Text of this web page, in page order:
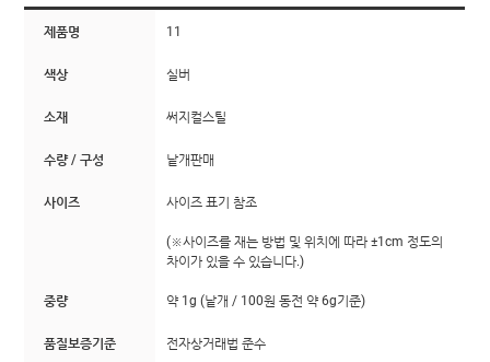
제품명 11
색상 실버
소재 써지컬스틸
수량 / 구성 낱개판매
사이즈 사이즈 표기 참조
(※사이즈를 재는 방법 및 위치에 따라 ±1cm 정도의
차이가 있을 수 있습니다.)
중량 약 1g (낱개 / 100원 동전 약 6g기준)
품질보증기준 전자상거래법 준수